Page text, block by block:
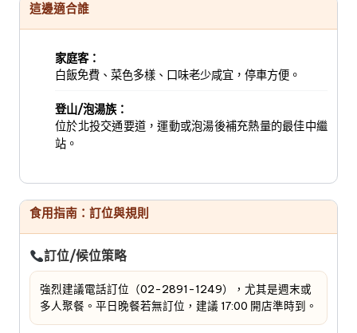
這邊適合誰
家庭客：
白飯免費、菜色多樣、口味老少咸宜，停車方便。
登山/泡湯族：
位於北投交通要道，運動或泡湯後補充熱量的最佳中繼
站。
食用指南：訂位與規則
訂位/候位策略
強烈建議電話訂位（02-2891-1249），尤其是週末或
多人聚餐。平日晚餐若無訂位，建議 17:00 開店準時到。